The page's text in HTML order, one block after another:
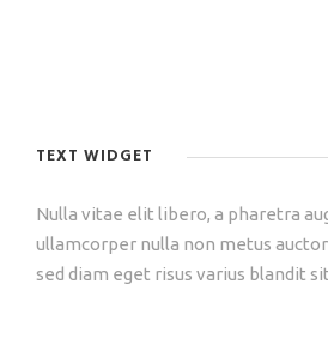
TEXT WIDGET
Nulla vitae elit libero, a pharetra
ullamcorper nulla non metus
sed diam eget risus varius blandit